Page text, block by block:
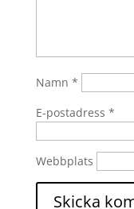
Namn *
E-postadress *
Webbplats